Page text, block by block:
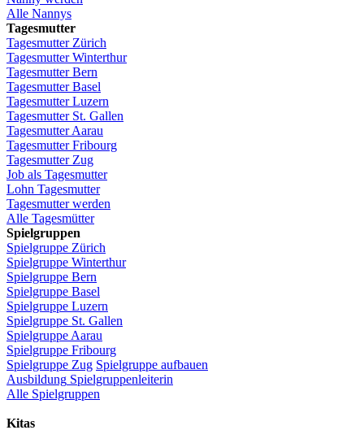
Alle Nannys
Tagesmutter
Tagesmutter Zürich
TagesmutterWinterthur
TagesmutterBern
TagesmutterBasel
Tagesmutter Luzern
TagesmutterSt. Gallen
Tagesmutter Aarau
Tagesmutter Fribourg
Tagesmutter Zug
Job als Tagesmutter
Lohn Tagesmutter
Tagesmutter werden
Alle Tagesmütter
Spielgruppen
Spielgruppe Zürich
Spielgruppe Winterthur
Spielgruppe Bern
Spielgruppe Basel
Spielgruppe Luzern
Spielgruppe St. Gallen
Spielgruppe Aarau
Spielgruppe Fribourg
Spielgruppe Zug Spielgruppe aufbauen
Ausbildung Spielgruppenleiterin
Alle Spielgruppen
Kitas